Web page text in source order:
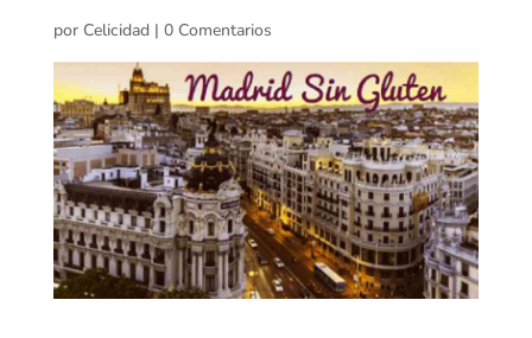
por Celicidad| 0 Comentarios